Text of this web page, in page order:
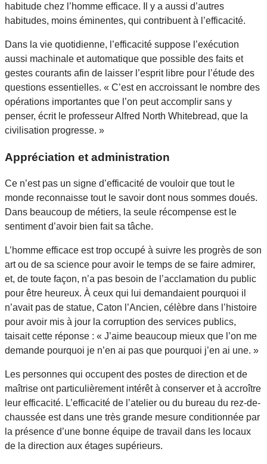
habitude chez l’homme efficace. Il y a aussi d’autres
habitudes, moins éminentes, qui contribuent à l’efficacité.
Dans la vie quotidienne, l’efficacité suppose l’exécution
aussi machinale et automatique que possible des faits et
gestes courants afin de laisser l’esprit libre pour l’étude des
questions essentielles. « C’est en accroissant le nombre des
opérations importantes que l’on peut accomplir sans y
penser, écrit le professeur Alfred North Whitebread, que la
civilisation progresse. »
Appréciation et administration
Ce n’est pas un signe d’efficacité de vouloir que tout le
monde reconnaisse tout le savoir dont nous sommes doués.
Dans beaucoup de métiers, la seule récompense est le
sentiment d’avoir bien fait sa tâche.
L’homme efficace est trop occupé à suivre les progrès de son
art ou de sa science pour avoir le temps de se faire admirer,
et, de toute façon, n’a pas besoin de l’acclamation du public
pour être heureux. À ceux qui lui demandaient pourquoi il
n’avait pas de statue, Caton l’Ancien, célèbre dans l’histoire
pour avoir mis à jour la corruption des services publics,
taisait cette réponse : « J’aime beaucoup mieux que l’on me
demande pourquoi je n’en ai pas que pourquoi j’en ai une. »
Les personnes qui occupent des postes de direction et de
maîtrise ont particulièrement intérêt à conserver et à accroître
leur efficacité. L’efficacité de l’atelier ou du bureau du rez-de-
chaussée est dans une très grande mesure conditionnée par
la présence d’une bonne équipe de travail dans les locaux
de la direction aux étages supérieurs.